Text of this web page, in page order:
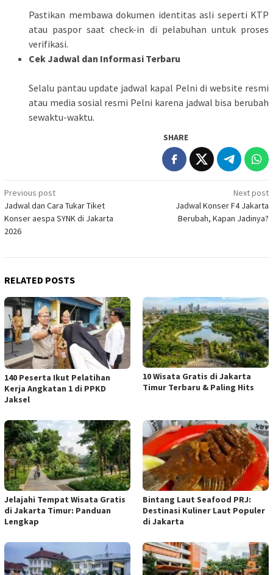
Pastikan membawa dokumen identitas asli seperti KTP
atau paspor saat check-in di pelabuhan untuk proses
verifikasi.
Cek Jadwal dan Informasi Terbaru
Selalu pantau update jadwal kapal Pelni di website resmi
atau media sosial resmi Pelni karena jadwal bisa berubah
sewaktu-waktu.
SHARE
Post
navigation
Previous post
Jadwal dan Cara Tukar Tiket
Konser aespa SYNK di Jakarta
2026
Next post
Jadwal Konser F4 Jakarta
Berubah, Kapan Jadinya?
RELATED POSTS
140 Peserta Ikut Pelatihan
Kerja Angkatan 1 di PPKD
Jaksel
10 Wisata Gratis di Jakarta
Timur Terbaru & Paling Hits
Jelajahi Tempat Wisata Gratis
di Jakarta Timur: Panduan
Lengkap
Bintang Laut Seafood PRJ:
Destinasi Kuliner Laut Populer
di Jakarta